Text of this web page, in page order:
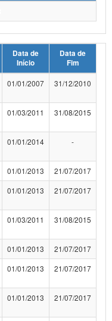
Data de
Início
Data de
Fim
01/01/2007 31/12/2010
01/03/2011 31/08/2015
01/01/2014 -
01/01/2013
21/07/2017
01/01/2013 21/07/2017
01/03/2011 31/08/2015
01/01/2013
21/07/2017
01/01/2013 21/07/2017
01/01/2013 21/07/2017